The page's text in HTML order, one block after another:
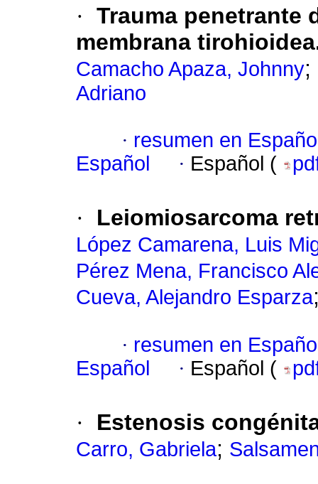
· Trauma penetrante
membrana
Camacho Apaza, Johnny;
Adriano
· resumen en
Español
· Español (
· Leiomiosarcoma
López Camarena, Luis
Pérez Mena, Francisco
Cueva, Alejandro Esparza
· resumen en
Español
· Español (
· Estenosis
Carro, Gabriela;